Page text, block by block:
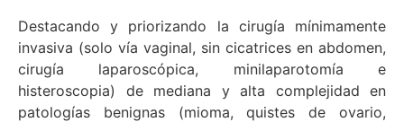
Destacando y priorizando la cirugía mínimamente
invasiva (solo vía vaginal, sin cicatrices en abdomen,
cirugía laparoscópica, minilaparotomía e
histeroscopia) de mediana y alta complejidad en
patologías benignas (mioma, quistes de ovario,